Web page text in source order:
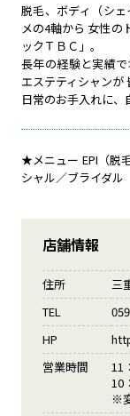
脱毛、ボディ（シ
メの4軸から 女性の
ックＴＢＣ」。
長年の経験と実績
エステティシャンが
日常のお手入れに、
★メニュー EPI（脱
シャル／ブライダル
店舗情報
住所
三
TEL
HP
営業時間
11
10
※